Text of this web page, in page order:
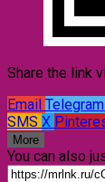
Share the link
Email Telegram
SMS X
More
You can also